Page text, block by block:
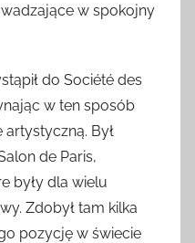
w spokojny
do Société des
w ten sposób
Był
de Paris,
były dla wielu
Zdobył tam kilka
pozycję w świecie